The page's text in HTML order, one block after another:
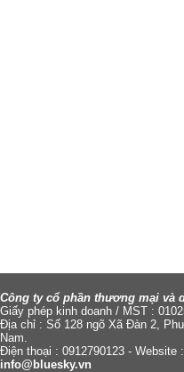
Công ty cổ phần thương mại và
Giấy phép kinh doanh / MST :
Địa chỉ : Số 128 ngõ Xã Đàn 2,
Nam.
Điện thoại : 0912790123 - Website :
info@bluesky.vn